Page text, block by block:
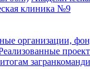
клиника №9
организации,